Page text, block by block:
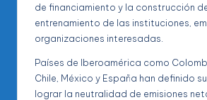
de financiamiento y la construcción
entrenamiento de las instituciones,
organizaciones interesadas.
Países de Iberoamérica como
Chile, México y España han definido
lograr la neutralidad de emisiones